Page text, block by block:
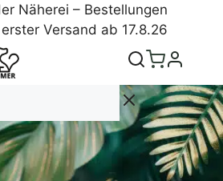
Näherei – Bestellungen
Versand ab 17.8.26